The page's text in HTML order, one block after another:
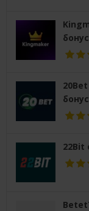
бонус
бонус
22Bit